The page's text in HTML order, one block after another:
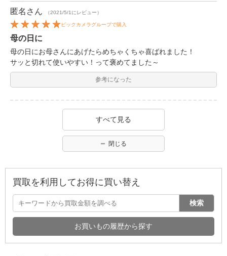
匿名 さん （2021/5/1にレビュー）
ビックカメラグループで購入
母の日に
母の日にお母さんにあげたらめちゃくちゃ喜ばれました！
サッと切れて使いやすい！って褒めてました～
参考になった
すべて見る
閉じる
買取を利用してお得に買い替え
検索
お買いもの履歴から探す